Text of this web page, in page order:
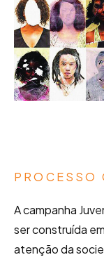
PROCESSO
A campanha
ser construída
atenção da